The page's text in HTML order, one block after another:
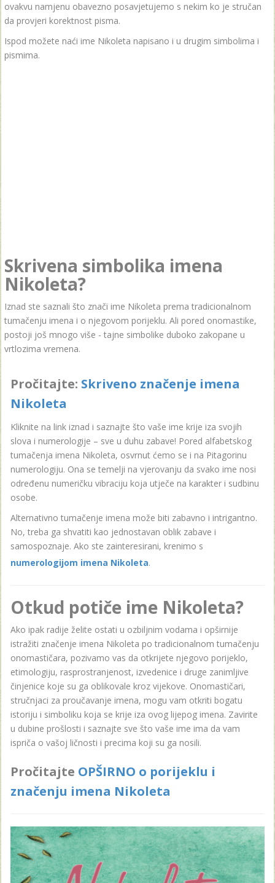
ovakvu namjenu obavezno posavjetujemo s nekim ko je stručan
da provjeri korektnost pisma.
Ispod možete naći ime Nikoleta napisano i u drugim simbolima i
pismima.
Skrivena simbolika imena
Nikoleta?
Iznad ste saznali što znači ime Nikoleta prema tradicionalnom
tumačenju imena i o njegovom porijeklu. Ali pored onomastike,
postoji još mnogo više - tajne simbolike duboko zakopane u
vrtlozima vremena.
Pročitajte: Skriveno značenje imena
Nikoleta
Kliknite na link iznad i saznajte što vaše ime krije iza svojih
slova i numerologije – sve u duhu zabave! Pored alfabetskog
tumačenja imena Nikoleta, osvrnut ćemo se i na Pitagorinu
numerologiju. Ona se temelji na vjerovanju da svako ime nosi
određenu numeričku vibraciju koja utječe na karakter i sudbinu
osobe.
Alternativno tumačenje imena može biti zabavno i intrigantno.
No, treba ga shvatiti kao jednostavan oblik zabave i
samospoznaje. Ako ste zainteresirani, krenimo s
numerologijom imena Nikoleta.
Otkud potiče ime Nikoleta?
Ako ipak radije želite ostati u ozbiljnim vodama i opširnije
istražiti značenje imena Nikoleta po tradicionalnom tumačenju
onomastičara, pozivamo vas da otkrijete njegovo porijeklo,
etimologiju, rasprostranjenost, izvedenice i druge zanimljive
činjenice koje su ga oblikovale kroz vijekove. Onomastičari,
stručnjaci za proučavanje imena, mogu vam otkriti bogatu
istoriju i simboliku koja se krije iza ovog lijepog imena. Zavirite
u dubine prošlosti i saznajte sve što vaše ime ima da vam
ispriča o vašoj ličnosti i precima koji su ga nosili.
Pročitajte OPŠIRNO o porijeklu i
značenju imena Nikoleta